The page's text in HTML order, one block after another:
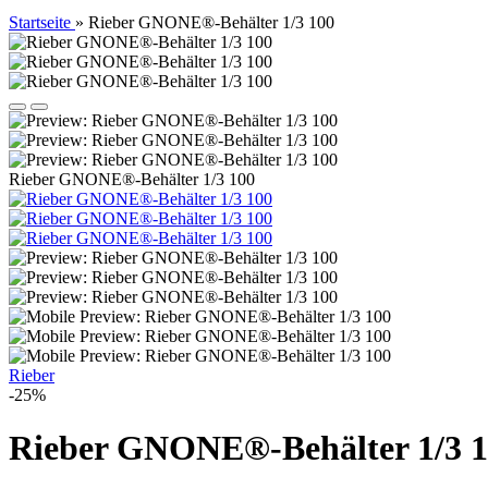
Startseite » Rieber GNONE®-Behälter 1/3 100
Rieber GNONE®-Behälter 1/3 100
Rieber
-25%
Rieber GNONE®-Behälter 1/3